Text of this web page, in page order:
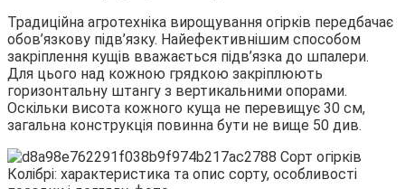
Традиційна агротехніка вирощування огірків передбачає
обов’язкову підв’язку. Найефективнішим способом
закріплення кущів вважається підв’язка до шпалери.
Для цього над кожною грядкою закріплюють
горизонтальну штангу з вертикальними опорами.
Оскільки висота кожного куща не перевищує 30 см,
загальна конструкція повинна бути не вище 50 див.